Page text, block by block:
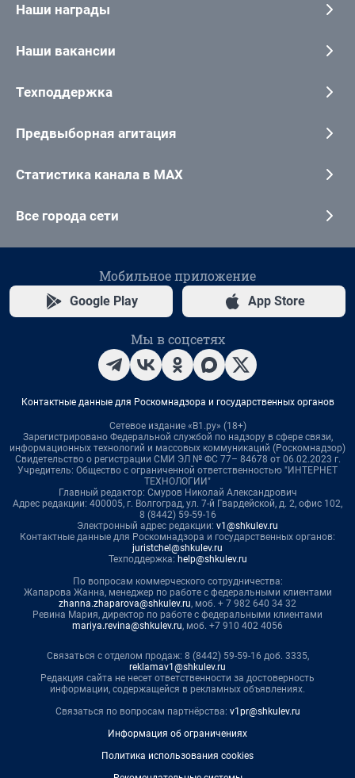
Наши награды
Наши вакансии
Техподдержка
Предвыборная агитация
Статистика канала в MAX
Все города сети
Мобильное приложение
Google Play App Store
Мы в соцсетях
Контактные данные для Роскомнадзора и государственных органов
Сетевое издание «В1.ру» (18+)
Зарегистрировано Федеральной службой по надзору в сфере связи,
информационных технологий и массовых коммуникаций (Роскомнадзор)
Свидетельство о регистрации СМИ ЭЛ № ФС 77– 84678 от 06.02.2023 г.
Учредитель: Общество с ограниченной ответственностью "ИНТЕРНЕТ
ТЕХНОЛОГИИ"
Главный редактор: Смуров Николай Александрович
Адрес редакции: 400005, г. Волгоград, ул. 7-й Гвардейской, д. 2, офис 102,
8 (8442) 59-59-16
Электронный адрес редакции: v1@shkulev.ru
Контактные данные для Роскомнадзора и государственных органов:
juristchel@shkulev.ru
Техподдержка: help@shkulev.ru
По вопросам коммерческого сотрудничества:
Жапарова Жанна, менеджер по работе с федеральными клиентами
zhanna.zhaparova@shkulev.ru, моб. + 7 982 640 34 32
Ревина Мария, директор по работе с федеральными клиентами
mariya.revina@shkulev.ru, моб. +7 910 402 4056
Связаться с отделом продаж: 8 (8442) 59-59-16 доб. 3335,
reklamav1@shkulev.ru
Редакция сайта не несет ответственности за достоверность
информации, содержащейся в рекламных объявлениях.
Связаться по вопросам партнёрства: v1pr@shkulev.ru
Информация об ограничениях
Политика использования cookies